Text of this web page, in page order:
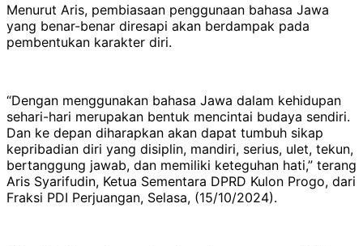
Menurut Aris, pembiasaan penggunaan bahasa Jawa
yang benar-benar diresapi akan berdampak pada
pembentukan karakter diri.
“Dengan menggunakan bahasa Jawa dalam kehidupan
sehari-hari merupakan bentuk mencintai budaya sendiri.
Dan ke depan diharapkan akan dapat tumbuh sikap
kepribadian diri yang disiplin, mandiri, serius, ulet, tekun,
bertanggung jawab, dan memiliki keteguhan hati,” terang
Aris Syarifudin, Ketua Sementara DPRD Kulon Progo, dari
Fraksi PDI Perjuangan, Selasa, (15/10/2024).